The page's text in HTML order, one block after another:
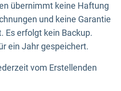
übernimmt keine Haftung
und keine Garantie
Es erfolgt kein Backup.
ein Jahr gespeichert.
vom Erstellenden